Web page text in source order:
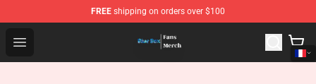
FREE shipping on orders over $100
Open menu
Blue Box Store - Official Blue Box Merchandise Shop